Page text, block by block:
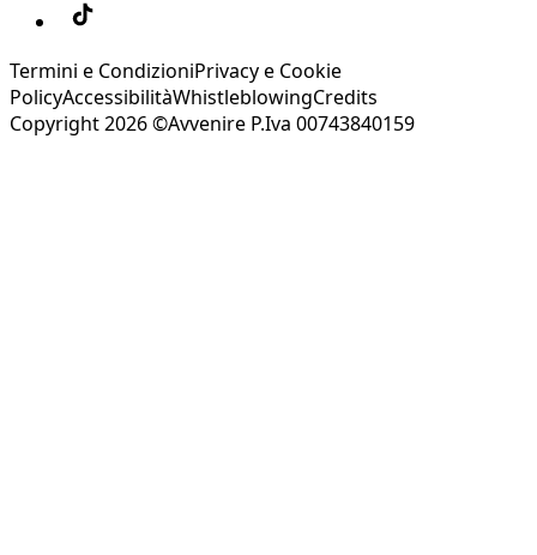
Termini e CondizioniPrivacy e Cookie
PolicyAccessibilitàWhistleblowingCredits
Copyright 2026 ©Avvenire P.Iva 00743840159